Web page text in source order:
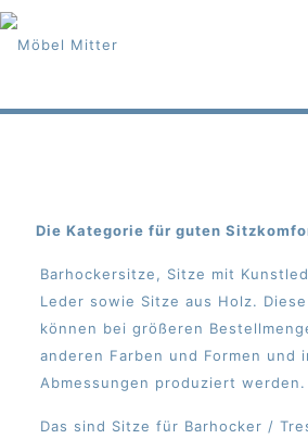
Die Kategorie für guten
Barhockersitze, Sitze mit
Leder sowie Sitze aus Holz.
können bei größeren
anderen Farben und Formen und
Abmessungen produziert werden.
Das sind Sitze für Barhocker /